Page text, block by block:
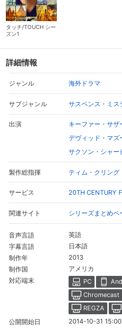
会員設定 会員情報
会員情報変更
基本情報
ジットカ
タッチ/TOUCH シー
ズン1
詳細情報
ジャンル 海外ドラマ
サブジャンル サスペンス・ミス
出演
キーファー・サザ
デヴィッド・マズ
サクソン・シャー
製作総指揮 ティム・クリング
サービス 20TH CENTURY
関連サイト シリーズまとめペ
音声言語 英語
字幕言語 日本語
制作年 2013
制作国 アメリカ
対応端末 PC
Chromecast
REGZA
公開開始日
2014-10-31